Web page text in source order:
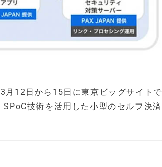
月12日から15日に東京ビッグサイトで
技術を活用した小型のセルフ決済